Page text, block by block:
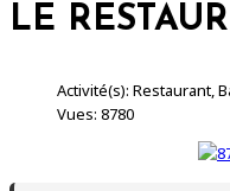
LE
Activité(s): Restaurant,
Vues: 8780